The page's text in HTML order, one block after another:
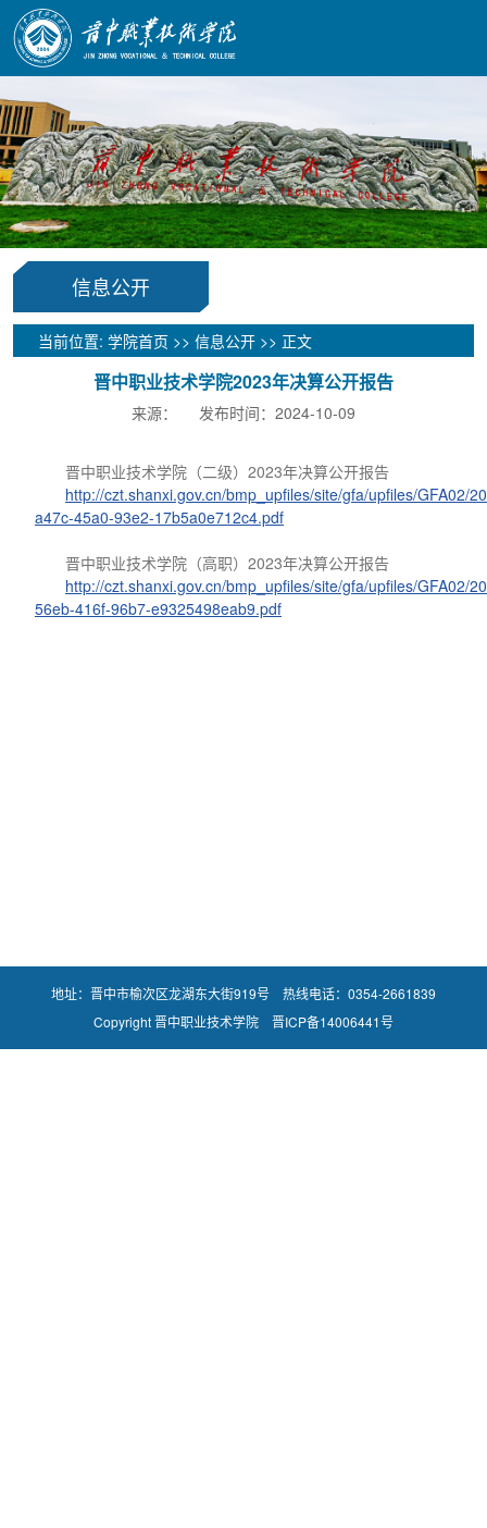
信息公开
当前位置: 学院首页 >> 信息公开 >> 正文
晋中职业技术学院2023年决算公开报告
来源： 发布时间：2024-10-09
晋中职业技术学院（二级）2023年决算公开报告
http://czt.shanxi.gov.cn/bmp_upfiles/site/gfa/upfiles/GFA02/
a47c-45a0-93e2-17b5a0e712c4.pdf
晋中职业技术学院（高职）2023年决算公开报告
http://czt.shanxi.gov.cn/bmp_upfiles/site/gfa/upfiles/GFA02/
56eb-416f-96b7-e9325498eab9.pdf
地址：晋中市榆次区龙湖东大街919号 热线电话：0354-2661839
Copyright 晋中职业技术学院 晋ICP备14006441号